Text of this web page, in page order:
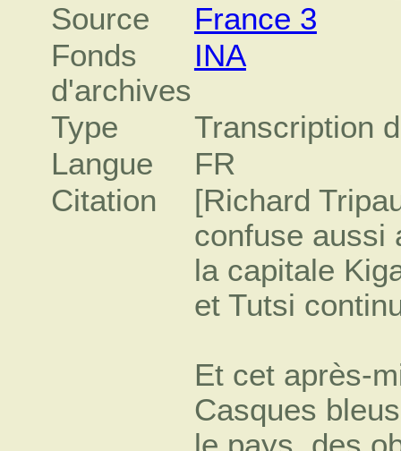
Source
France 3
Fonds
d'archives
INA
Type
Transcription
Langue
FR
Citation
[Richard
confuse aussi
la capitale
et Tutsi
Et cet après-
Casques